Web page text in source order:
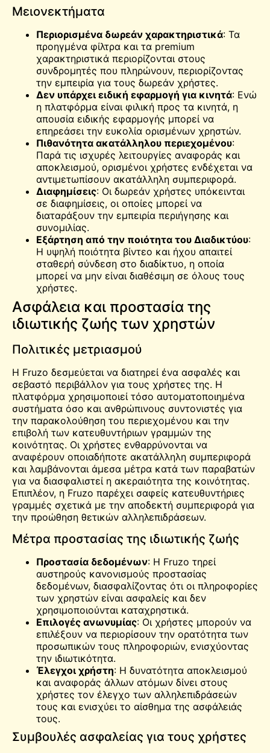
Μειονεκτήματα
Περιορισμένα δωρεάν χαρακτηριστικά: Τα
προηγμένα φίλτρα και τα premium
χαρακτηριστικά περιορίζονται στους
συνδρομητές που πληρώνουν, περιορίζοντας
την εμπειρία για τους δωρεάν χρήστες.
Δεν υπάρχει ειδική εφαρμογή για κινητά: Ενώ
η πλατφόρμα είναι φιλική προς τα κινητά, η
απουσία ειδικής εφαρμογής μπορεί να
επηρεάσει την ευκολία ορισμένων χρηστών.
Πιθανότητα ακατάλληλου περιεχομένου:
Παρά τις ισχυρές λειτουργίες αναφοράς και
αποκλεισμού, ορισμένοι χρήστες ενδέχεται να
αντιμετωπίσουν ακατάλληλη συμπεριφορά.
Διαφημίσεις: Οι δωρεάν χρήστες υπόκεινται
σε διαφημίσεις, οι οποίες μπορεί να
διαταράξουν την εμπειρία περιήγησης και
συνομιλίας.
Εξάρτηση από την ποιότητα του Διαδικτύου:
Η υψηλή ποιότητα βίντεο και ήχου απαιτεί
σταθερή σύνδεση στο διαδίκτυο, η οποία
μπορεί να μην είναι διαθέσιμη σε όλους τους
χρήστες.
Ασφάλεια και προστασία της
ιδιωτικής ζωής των χρηστών
Πολιτικές μετριασμού
Η Fruzo δεσμεύεται να διατηρεί ένα ασφαλές και
σεβαστό περιβάλλον για τους χρήστες της. Η
πλατφόρμα χρησιμοποιεί τόσο αυτοματοποιημένα
συστήματα όσο και ανθρώπινους συντονιστές για
την παρακολούθηση του περιεχομένου και την
επιβολή των κατευθυντήριων γραμμών της
κοινότητας. Οι χρήστες ενθαρρύνονται να
αναφέρουν οποιαδήποτε ακατάλληλη συμπεριφορά
και λαμβάνονται άμεσα μέτρα κατά των παραβατών
για να διασφαλιστεί η ακεραιότητα της κοινότητας.
Επιπλέον, η Fruzo παρέχει σαφείς κατευθυντήριες
γραμμές σχετικά με την αποδεκτή συμπεριφορά για
την προώθηση θετικών αλληλεπιδράσεων.
Μέτρα προστασίας της ιδιωτικής ζωής
Προστασία δεδομένων: Η Fruzo τηρεί
αυστηρούς κανονισμούς προστασίας
δεδομένων, διασφαλίζοντας ότι οι πληροφορίες
των χρηστών είναι ασφαλείς και δεν
χρησιμοποιούνται καταχρηστικά.
Επιλογές ανωνυμίας: Οι χρήστες μπορούν να
επιλέξουν να περιορίσουν την ορατότητα των
προσωπικών τους πληροφοριών, ενισχύοντας
την ιδιωτικότητα.
Έλεγχοι χρήστη: Η δυνατότητα αποκλεισμού
και αναφοράς άλλων ατόμων δίνει στους
χρήστες τον έλεγχο των αλληλεπιδράσεών
τους και ενισχύει το αίσθημα της ασφάλειάς
τους.
Συμβουλές ασφαλείας για τους χρήστες